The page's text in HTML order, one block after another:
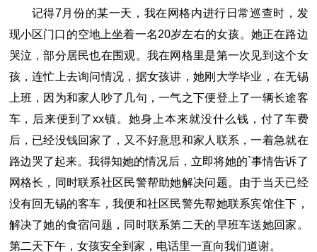
记得7月份的某一天，我在网格内进行日常巡查时，发
现小区门口的空地上坐着一名20岁左右的女孩。她正在路边
哭泣，部分居民也在围观。我在网格里是第一次见到这个女
孩，连忙上去询问情况，据女孩讲，她刚大学毕业，在无锡
上班，因为和家人吵了几句，一气之下便登上了一辆长途客
车，后来便到了xx镇。她身上本来就没什么钱，付了车费
后，已经没钱回家了，又不好意思和家人联系，一着急就在
路边哭了起来。我得知她的情况后，立即将她的`事情告诉了
网格长，同时联系社区民警帮助她解决问题。由于当天已经
没有回无锡的客车，我便和社区民警先帮她联系宾馆住下，
解决了她的食宿问题，同时联系第二天的早班车送她回家。
第二天下午，女孩安全到家，电话里一直向我们道谢。